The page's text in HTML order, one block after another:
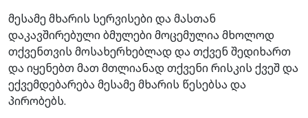
მესამე მხარის სერვისები და მასთან
დაკავშირებული ბმულები მოცემულია მხოლოდ
თქვენთვის მოსახერხებლად და თქვენ შედიხართ
და იყენებთ მათ მთლიანად თქვენი რისკის ქვეშ და
ექვემდებარება მესამე მხარის წესებსა და
პირობებს.